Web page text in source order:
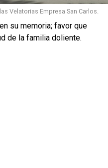
Velatorias Empresa San Carlos.
su memoria; favor que
de la familia doliente.